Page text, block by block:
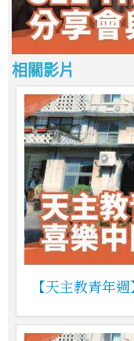
相關影片
【天主教青年